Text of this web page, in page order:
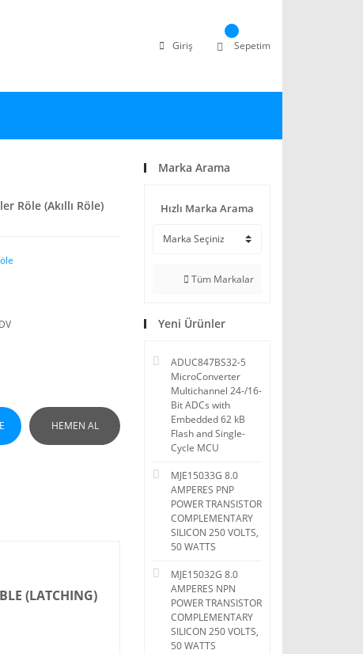
Giriş Sepetim
Röle (Akıllı Röle)
HEMEN AL
(LATCHING)
Marka Arama
Hızlı Marka Arama
Tüm Markalar
Yeni Ürünler
ADUC847BS32-5
MicroConverter
Multichannel 24-/16-
Bit ADCs with
Embedded 62 kB
Flash and Single-
Cycle MCU
MJE15033G 8.0
AMPERES PNP
POWER TRANSISTOR
COMPLEMENTARY
SILICON 250 VOLTS,
50 WATTS
MJE15032G 8.0
AMPERES NPN
POWER TRANSISTOR
COMPLEMENTARY
SILICON 250 VOLTS,
50 WATTS